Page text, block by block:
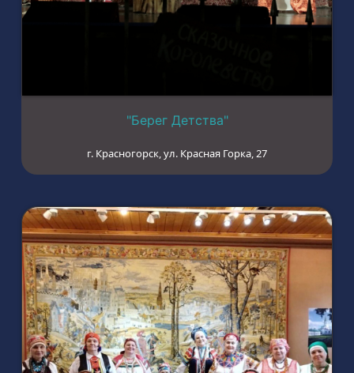
"Берег Детства"
г. Красногорск, ул. Красная Горка, 27